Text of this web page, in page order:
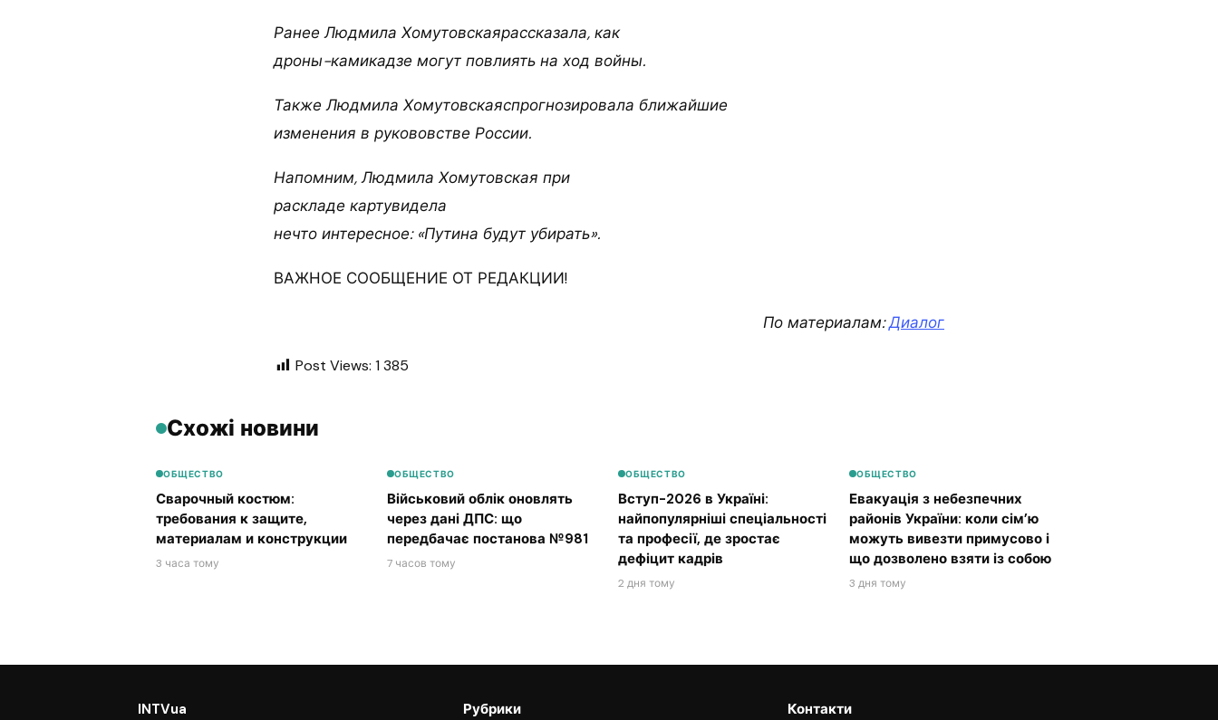
Ранее Людмила Хомутовскаярассказала, как
дроны-камикадзе могут повлиять на ход войны.
Также Людмила Хомутовскаяспрогнозировала ближайшие
изменения в рукововстве России.
Напомним, Людмила Хомутовская при
раскладе картувидела
нечто интересное: «Путина будут убирать».
ВАЖНОЕ СООБЩЕНИЕ ОТ РЕДАКЦИИ!
По материалам:Диалог
Post Views: 1 385
Схожі новини
ОБЩЕСТВО
Сварочный костюм:
требования к защите,
материалам и конструкции
3 часа тому
ОБЩЕСТВО
Військовий облік оновлять
через дані ДПС: що
передбачає постанова №981
7 часов тому
ОБЩЕСТВО
Вступ-2026 в Україні:
найпопулярніші спеціальності
та професії, де зростає
дефіцит кадрів
2 дня тому
ОБЩЕСТВО
Евакуація з небезпечних
районів України: коли сім’ю
можуть вивезти примусово і
що дозволено взяти із собою
3 дня тому
INTVua Рубрики Контакти